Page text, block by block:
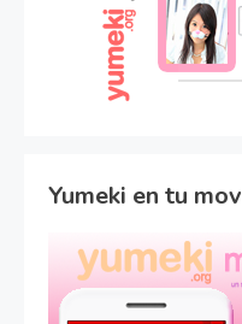
Yumeki en tu